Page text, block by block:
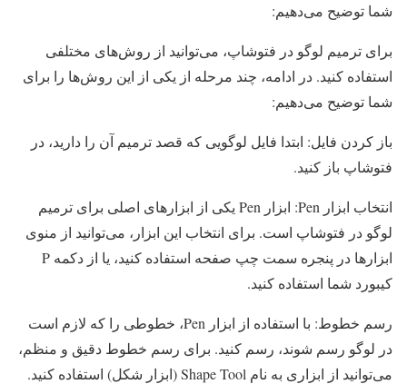
شما توضیح می‌دهیم:
برای ترمیم لوگو در فتوشاپ، می‌توانید از روش‌های مختلفی
استفاده کنید. در ادامه، چند مرحله از یکی از این روش‌ها را برای
شما توضیح می‌دهیم:
باز کردن فایل: ابتدا فایل لوگویی که قصد ترمیم آن را دارید، در
فتوشاپ باز کنید.
انتخاب ابزار Pen: ابزار Pen یکی از ابزارهای اصلی برای ترمیم
لوگو در فتوشاپ است. برای انتخاب این ابزار، می‌توانید از منوی
ابزارها در پنجره سمت چپ صفحه استفاده کنید، یا از دکمه P
کیبورد شما استفاده کنید.
رسم خطوط: با استفاده از ابزار Pen، خطوطی را که لازم است
در لوگو رسم شوند، رسم کنید. برای رسم خطوط دقیق و منظم،
می‌توانید از ابزاری به نام Shape Tool (ابزار شکل) استفاده کنید.